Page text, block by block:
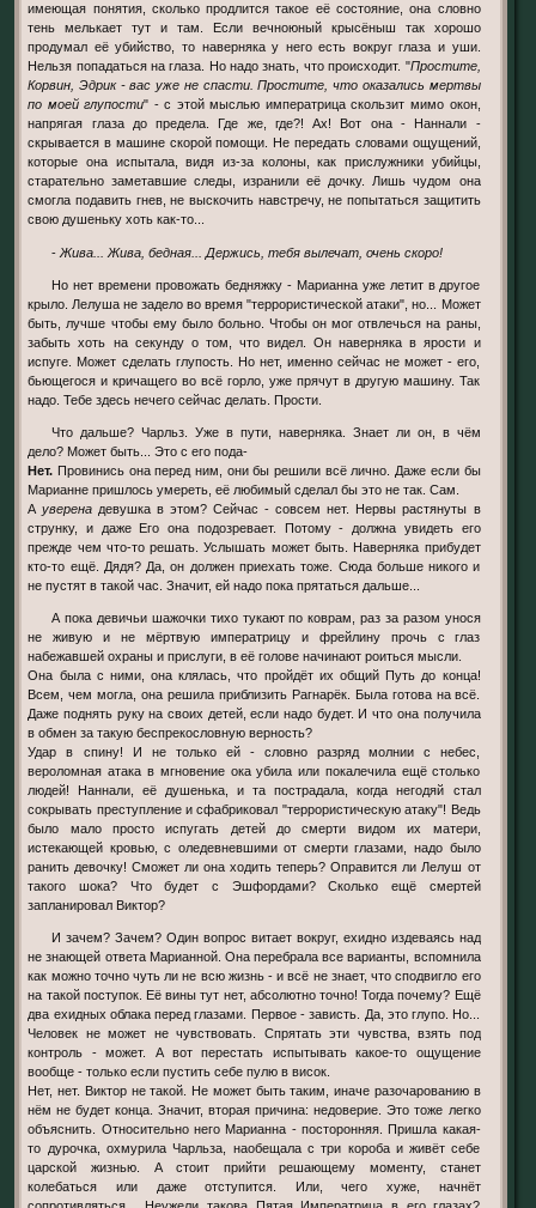
имеющая понятия, сколько продлится такое её состояние, она словно
тень мелькает тут и там. Если вечноюный крысёныш так хорошо
продумал её убийство, то наверняка у него есть вокруг глаза и уши.
Нельзя попадаться на глаза. Но надо знать, что происходит. "Простите,
Корвин, Эдрик - вас уже не спасти. Простите, что оказались мертвы
по моей глупости" - с этой мыслью императрица скользит мимо окон,
напрягая глаза до предела. Где же, где?! Ах! Вот она - Наннали -
скрывается в машине скорой помощи. Не передать словами ощущений,
которые она испытала, видя из-за колоны, как прислужники убийцы,
старательно заметавшие следы, изранили её дочку. Лишь чудом она
смогла подавить гнев, не выскочить навстречу, не попытаться защитить
свою душеньку хоть как-то...
-Жива... Жива, бедная... Держись, тебя вылечат, очень скоро!
Но нет времени провожать бедняжку - Марианна уже летит в другое
крыло. Лелуша не задело во время "террористической атаки", но... Может
быть, лучше чтобы ему было больно. Чтобы он мог отвлечься на раны,
забыть хоть на секунду о том, что видел. Он наверняка в ярости и
испуге. Может сделать глупость. Но нет, именно сейчас не может - его,
бьющегося и кричащего во всё горло, уже прячут в другую машину. Так
надо. Тебе здесь нечего сейчас делать. Прости.
Что дальше? Чарльз. Уже в пути, наверняка. Знает ли он, в чём
дело? Может быть... Это с его пода-
Нет. Провинись она перед ним, они бы решили всё лично. Даже если бы
Марианне пришлось умереть, её любимый сделал бы это не так. Сам.
Ауверена девушка в этом? Сейчас - совсем нет. Нервы растянуты в
струнку, и даже Его она подозревает. Потому - должна увидеть его
прежде чем что-то решать. Услышать может быть. Наверняка прибудет
кто-то ещё. Дядя? Да, он должен приехать тоже. Сюда больше никого и
не пустят в такой час. Значит, ей надо пока прятаться дальше...
А пока девичьи шажочки тихо тукают по коврам, раз за разом унося
не живую и не мёртвую императрицу и фрейлину прочь с глаз
набежавшей охраны и прислуги, в её голове начинают роиться мысли.
Она была с ними, она клялась, что пройдёт их общий Путь до конца!
Всем, чем могла, она решила приблизить Рагнарёк. Была готова на всё.
Даже поднять руку на своих детей, если надо будет. И что она получила
в обмен за такую беспрекословную верность?
Удар в спину! И не только ей - словно разряд молнии с небес,
вероломная атака в мгновение ока убила или покалечила ещё столько
людей! Наннали, её душенька, и та пострадала, когда негодяй стал
сокрывать преступление и сфабриковал "террористическую атаку"! Ведь
было мало просто испугать детей до смерти видом их матери,
истекающей кровью, с оледевневшими от смерти глазами, надо было
ранить девочку! Сможет ли она ходить теперь? Оправится ли Лелуш от
такого шока? Что будет с Эшфордами? Сколько ещё смертей
запланировал Виктор?
И зачем? Зачем? Один вопрос витает вокруг, ехидно издеваясь над
не знающей ответа Марианной. Она перебрала все варианты, вспомнила
как можно точно чуть ли не всю жизнь - и всё не знает, что сподвигло его
на такой поступок. Её вины тут нет, абсолютно точно! Тогда почему? Ещё
два ехидных облака перед глазами. Первое - зависть. Да, это глупо. Но...
Человек не может не чувствовать. Спрятать эти чувства, взять под
контроль - может. А вот перестать испытывать какое-то ощущение
вообще - только если пустить себе пулю в висок.
Нет, нет. Виктор не такой. Не может быть таким, иначе разочарованию в
нём не будет конца. Значит, вторая причина: недоверие. Это тоже легко
объяснить. Относительно него Марианна - посторонняя. Пришла какая-
то дурочка, охмурила Чарльза, наобещала с три короба и живёт себе
царской жизнью. А стоит прийти решающему моменту, станет
колебаться или даже отступится. Или, чего хуже, начнёт